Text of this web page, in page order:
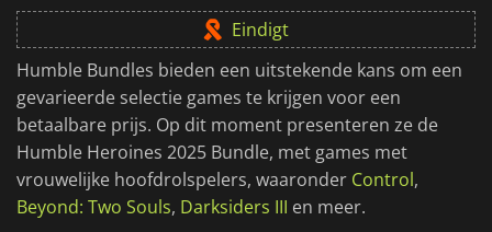
Eindigt
Humble Bundles bieden een uitstekende kans om een
gevarieerde selectie games te krijgen voor een
betaalbare prijs. Op dit moment presenteren ze de
Humble Heroines 2025 Bundle, met games met
vrouwelijke hoofdrolspelers, waaronder Control,
Beyond: Two Souls, Darksiders III en meer.